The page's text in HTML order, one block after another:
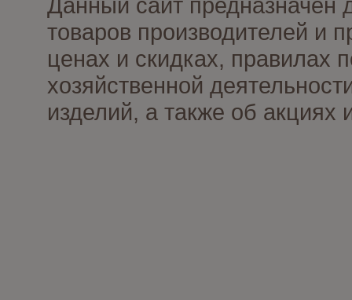
товаров производителей и
ценах и скидках, правилах
хозяйственной
изделий, а также об